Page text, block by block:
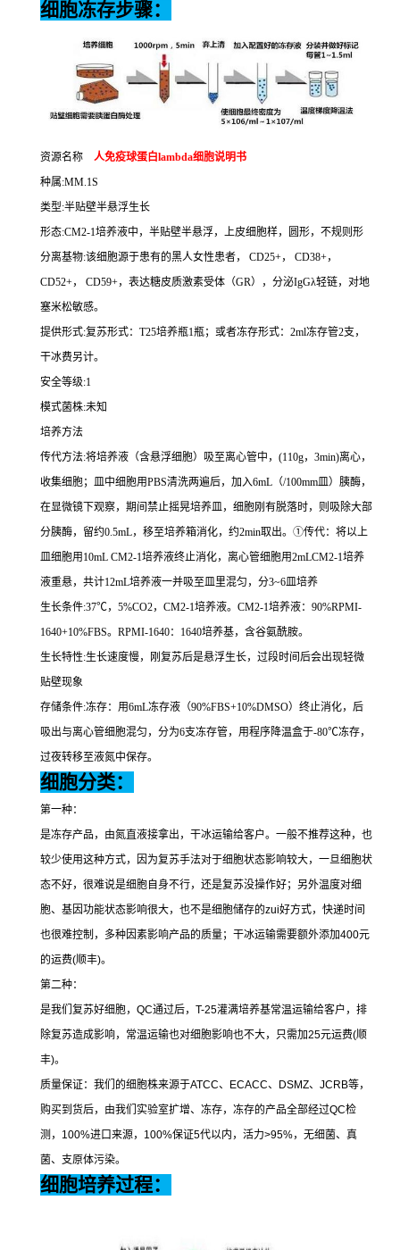
细胞冻存步骤：
资源名称 人免疫球蛋白lambda细胞说明书
种属:MM.1S
类型:半贴壁半悬浮生长
形态:CM2-1培养液中，半贴壁半悬浮，上皮细胞样，圆形，不规则形
分离基物:该细胞源于患有的黑人女性患者， CD25+， CD38+，
CD52+， CD59+，表达糖皮质激素受体（GR），分泌IgGλ轻链，对地
塞米松敏感。
提供形式:复苏形式： T25培养瓶1瓶；或者冻存形式： 2ml冻存管2支，
干冰费另计。
安全等级:1
模式菌株:未知
培养方法
传代方法:将培养液（含悬浮细胞）吸至离心管中， (110g， 3min)离心，
收集细胞；皿中细胞用PBS清洗两遍后，加入6mL （/100mm皿）胰酶，
在显微镜下观察，期间禁止摇晃培养皿，细胞刚有脱落时，则吸除大部
分胰酶，留约0.5mL，移至培养箱消化，约2min取出。①传代：将以上
皿细胞用 10mL CM2-1培养液终止消化，离心管细胞用2mLCM2-1培养
液重悬，共计12mL培养液一并吸至皿里混匀，分3~6皿培养
生长条件:37℃， 5%CO2， CM2-1培养液。 CM2-1培养液： 90%RPMI-
1640+10%FBS。 RPMI-1640： 1640培养基，含谷氨酰胺。
生长特性:生长速度慢，刚复苏后是悬浮生长，过段时间后会出现轻微
贴壁现象
存储条件:冻存：用6mL冻存液（90%FBS+10%DMSO）终止消化，后
吸出与离心管细胞混匀，分为6支冻存管，用程序降温盒于-80℃冻存，
过夜转移至液氮中保存。
细胞分类：
第一种：
是冻存产品，由氮直液接拿出，干冰运输给客户。一般不推荐这种，也
较少使用这种方式，因为复苏手法对于细胞状态影响较大，一旦细胞状
态不好，很难说是细胞自身不行，还是复苏没操作好；另外温度对细
胞、基因功能状态影响很大，也不是细胞储存的zui好方式，快递时间
也很难控制，多种因素影响产品的质量；干冰运输需要额外添加400元
的运费(顺丰)。
第二种：
是我们复苏好细胞， QC通过后， T-25灌满培养基常温运输给客户，排
除复苏造成影响，常温运输也对细胞影响也不大，只需加25元运费(顺
丰)。
质量保证：我们的细胞株来源于ATCC、 ECACC、 DSMZ、 JCRB等，
购买到货后，由我们实验室扩增、冻存，冻存的产品全部经过QC检
测， 100%进口来源， 100%保证5代以内，活力>95%，无细菌、真
菌、支原体污染。
细胞培养过程：